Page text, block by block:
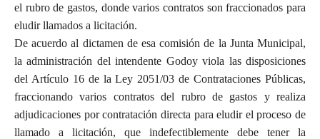
el rubro de gastos, donde varios contratos son fraccionados para
eludir llamados a licitación.
De acuerdo al dictamen de esa comisión de la Junta Municipal,
la administración del intendente Godoy viola las disposiciones
del Artículo 16 de la Ley 2051/03 de Contrataciones Públicas,
fraccionando varios contratos del rubro de gastos y realiza
adjudicaciones por contratación directa para eludir el proceso de
llamado a licitación, que indefectiblemente debe tener la